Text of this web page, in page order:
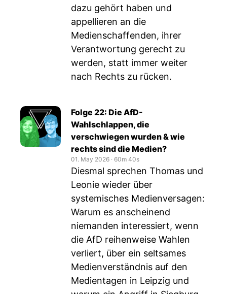
dazu gehört haben und
appellieren an die
Medienschaffenden, ihrer
Verantwortung gerecht zu
werden, statt immer weiter
nach Rechts zu rücken.
Folge 22: Die AfD-
Wahlschlappen, die
verschwiegen wurden & wie
rechts sind die Medien?
01. May 2026 ‧ 60m 40s
Diesmal sprechen Thomas und
Leonie wieder über
systemisches Medienversagen:
Warum es anscheinend
niemanden interessiert, wenn
die AfD reihenweise Wahlen
verliert, über ein seltsames
Medienverständnis auf den
Medientagen in Leipzig und